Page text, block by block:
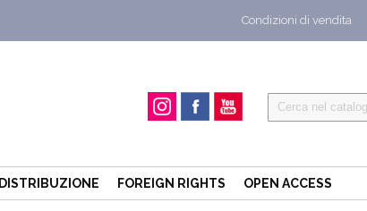
Condizioni di vendita
DISTRIBUZIONE FOREIGN RIGHTS OPEN ACCESS